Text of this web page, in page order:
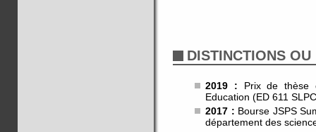
DISTINCTIONS
2019 : Prix de thèse
Education (ED 611
2017 : Bourse JSPS
département des